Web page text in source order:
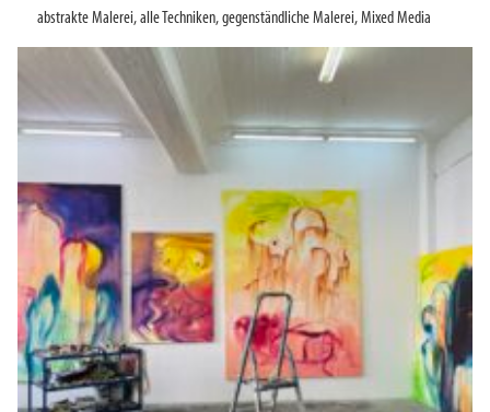
abstrakte Malerei,alle Techniken,gegenständliche Malerei,Mixed Media